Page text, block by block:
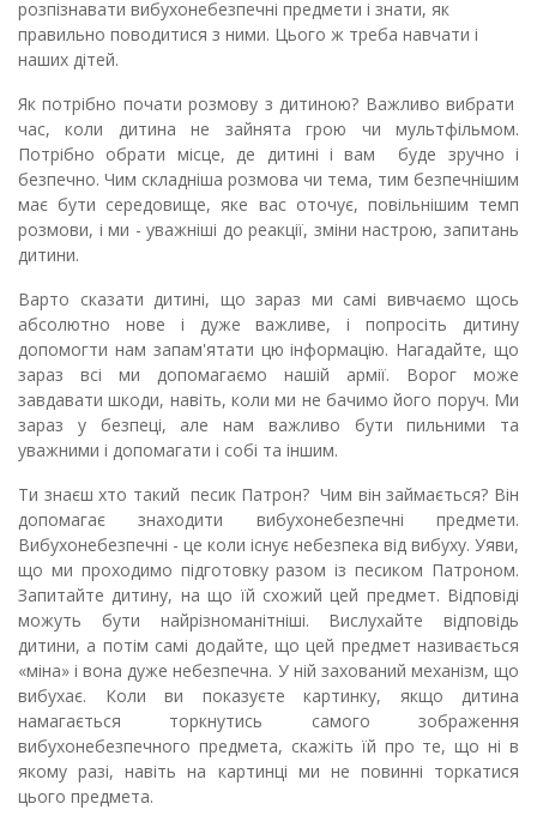
розпізнавати вибухонебезпечні предмети і знати, як
правильно поводитися з ними. Цього ж треба навчати і
наших дітей.
Як потрібно почати розмову з дитиною? Важливо вибрати
час, коли дитина не зайнята грою чи мультфільмом.
Потрібно обрати місце, де дитині і вам буде зручно і
безпечно. Чим складніша розмова чи тема, тим безпечнішим
має бути середовище, яке вас оточує, повільнішим темп
розмови, і ми - уважніші до реакції, зміни настрою, запитань
дитини.
Варто сказати дитині, що зараз ми самі вивчаємо щось
абсолютно нове і дуже важливе, і попросіть дитину
допомогти нам запам'ятати цю інформацію. Нагадайте, що
зараз всі ми допомагаємо нашій армії. Ворог може
завдавати шкоди, навіть, коли ми не бачимо його поруч. Ми
зараз у безпеці, але нам важливо бути пильними та
уважними і допомагати і собі та іншим.
Ти знаєш хто такий песик Патрон? Чим він займається? Він
допомагає знаходити вибухонебезпечні предмети.
Вибухонебезпечні - це коли існує небезпека від вибуху. Уяви,
що ми проходимо підготовку разом із песиком Патроном.
Запитайте дитину, на що їй схожий цей предмет. Відповіді
можуть бути найрізноманітніші. Вислухайте відповідь
дитини, а потім самі додайте, що цей предмет називається
«міна» і вона дуже небезпечна. У ній захований механізм, що
вибухає. Коли ви показуєте картинку, якщо дитина
намагається торкнутись самого зображення
вибухонебезпечного предмета, скажіть їй про те, що ні в
якому разі, навіть на картинці ми не повинні торкатися
цього предмета.